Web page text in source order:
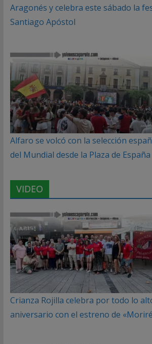
Aragonés y celebra este sábado la
Santiago Apóstol
Alfaro se volcó con la selección
del Mundial desde la Plaza de España
VIDEO
Crianza Rojilla celebra por todo lo
aniversario con el estreno de